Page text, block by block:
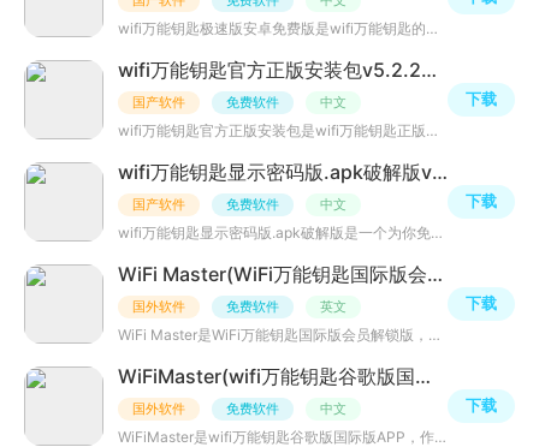
wifi万能钥匙极速版安卓免费版是wifi万能钥匙的极速快连版，内存比官方版小了很多吗，功能没变，智能识别风
wifi万能钥匙官方正版安装包v5.2.22安卓版
国产软件 免费软件 中文
wifi万能钥匙官方正版安装包是wifi万能钥匙正版应用，拥有全国数万wifi热点数据，一键自动连接wifi，使用安
下载
wifi万能钥匙显示密码版.apk破解版v5.2.1精简去广告版
国产软件 免费软件 中文
wifi万能钥匙显示密码版.apk破解版是一个为你免费畅连WIFI的应用，WiFi万能钥匙显密码版随时随地免费上网，
下载
WiFi Master(WiFi万能钥匙国际版会员解锁版)v5.5.13超强版
国外软件 免费软件 英文
WiFi Master是WiFi万能钥匙国际版会员解锁版，为大家完美去除了所有广告，解锁高级会员全部功能，APP能为你
下载
WiFiMaster(wifi万能钥匙谷歌版国际版)v5.5.57增强版
国外软件 免费软件 中文
WiFiMaster是wifi万能钥匙谷歌版国际版APP，作为谷歌市场原版wifi连接工具，界面有少许广告，不过国际版增强
下载